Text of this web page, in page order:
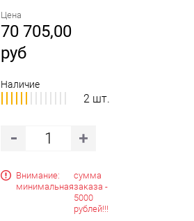
Цена
70 705,00
руб
Наличие
2 шт.
Внимание:
минимальная
сумма
заказа -
5000
рублей!!!